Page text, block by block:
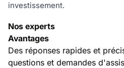
investissement.
Nos experts
Avantages
Des réponses rapides et
questions et demandes